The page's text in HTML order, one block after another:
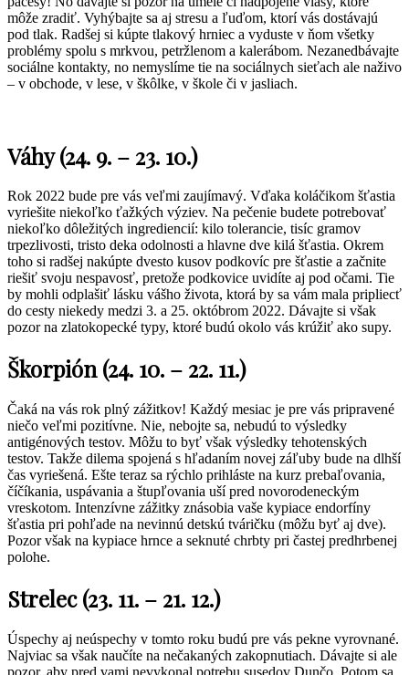
môže zradiť. Vyhýbajte sa aj stresu a ľuďom, ktorí vás dostávajú
pod tlak. Radšej si kúpte tlakový hrniec a vyduste v ňom všetky
problémy spolu s mrkvou, petržlenom a kalerábom. Nezanedbávajte
sociálne kontakty, no nemyslíme tie na sociálnych sieťach ale naživo
– v obchode, v lese, v škôlke, v škole či v jasliach.
Váhy (24. 9. – 23. 10.)
Rok 2022 bude pre vás veľmi zaujímavý. Vďaka koláčikom šťastia
vyriešite niekoľko ťažkých výziev. Na pečenie budete potrebovať
niekoľko dôležitých ingrediencií: kilo tolerancie, tisíc gramov
trpezlivosti, tristo deka odolnosti a hlavne dve kilá šťastia. Okrem
toho si radšej nakúpte dvesto kusov podkovíc pre šťastie a začnite
riešiť svoju nespavosť, pretože podkovice uvidíte aj pod očami. Tie
by mohli odplašiť lásku vášho života, ktorá by sa vám mala pripliecť
do cesty niekedy medzi 3. a 25. októbrom 2022. Dávajte si však
pozor na zlatokopecké typy, ktoré budú okolo vás krúžiť ako supy.
Škorpión (24. 10. – 22. 11.)
Čaká na vás rok plný zážitkov! Každý mesiac je pre vás pripravené
niečo veľmi pozitívne. Nie, nebojte sa, nebudú to výsledky
antigénových testov. Môžu to byť však výsledky tehotenských
testov. Takže dilema spojená s hľadaním novej záľuby bude na dlhší
čas vyriešená. Ešte teraz sa rýchlo prihláste na kurz prebaľovania,
číčíkania, uspávania a štupľovania uší pred novorodeneckým
vreskotom. Intenzívne zážitky znásobia vaše kypiace endorfíny
šťastia pri pohľade na nevinnú detskú tváričku (môžu byť aj dve).
Pozor však na kypiace hrnce a seknuté chrbty pri častej predhrbenej
polohe.
Strelec (23. 11. – 21. 12.)
Úspechy aj neúspechy v tomto roku budú pre vás pekne vyrovnané.
Najviac sa však naučíte na nečakaných zakopnutiach. Dávajte si ale
pozor, aby pred vami nevykonal potrebu susedov Dunčo. Potom sa